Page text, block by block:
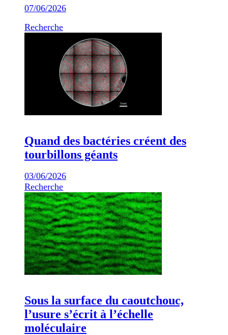
07/06/2026
Recherche
Quand des bactéries créent des
tourbillons géants
03/06/2026
Recherche
Sous la surface du caoutchouc,
l’usure s’écrit à l’échelle
moléculaire